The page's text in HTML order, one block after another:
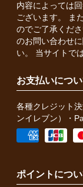
内容によっては
ございます。 ま
のでご了承くだ
のお問い合わせ
い。 当サイトで
お支払いにつ
各種クレジット
ンイレブン）・
ポイントにつ